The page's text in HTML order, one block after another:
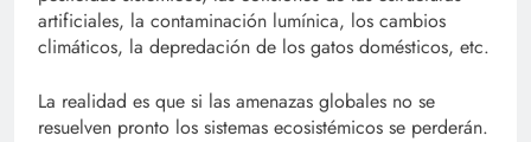
artificiales, la contaminación lumínica, los cambios
climáticos, la depredación de los gatos domésticos, etc.
La realidad es que si las amenazas globales no se
resuelven pronto los sistemas ecosistémicos se perderán.